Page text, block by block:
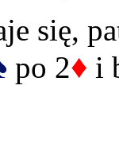
się,
po 2♦ i